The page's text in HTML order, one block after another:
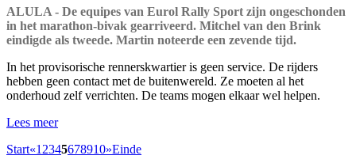
ALULA - De equipes van Eurol Rally Sport zijn ongeschonden
in het marathon-bivak gearriveerd. Mitchel van den Brink
eindigde als tweede. Martin noteerde een zevende tijd.
In het provisorische rennerskwartier is geen service. De rijders
hebben geen contact met de buitenwereld. Ze moeten al het
onderhoud zelf verrichten. De teams mogen elkaar wel helpen.
Lees meer
Start«1 2345678910»Einde